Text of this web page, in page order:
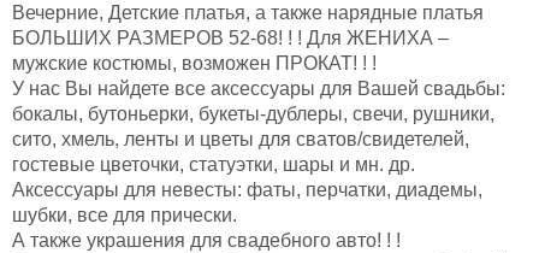
Вечерние, Детские платья, а также нарядные платья
БОЛЬШИХ РАЗМЕРОВ 52-68! ! ! Для ЖЕНИХА –
мужские костюмы, возможен ПРОКАТ! ! !
У нас Вы найдете все аксессуары для Вашей свадьбы:
бокалы, бутоньерки, букеты-дублеры, свечи, рушники,
сито, хмель, ленты и цветы для сватов/свидетелей,
гостевые цветочки, статуэтки, шары и мн. др.
Аксессуары для невесты: фаты, перчатки, диадемы,
шубки, все для прически.
А также украшения для свадебного авто! ! !